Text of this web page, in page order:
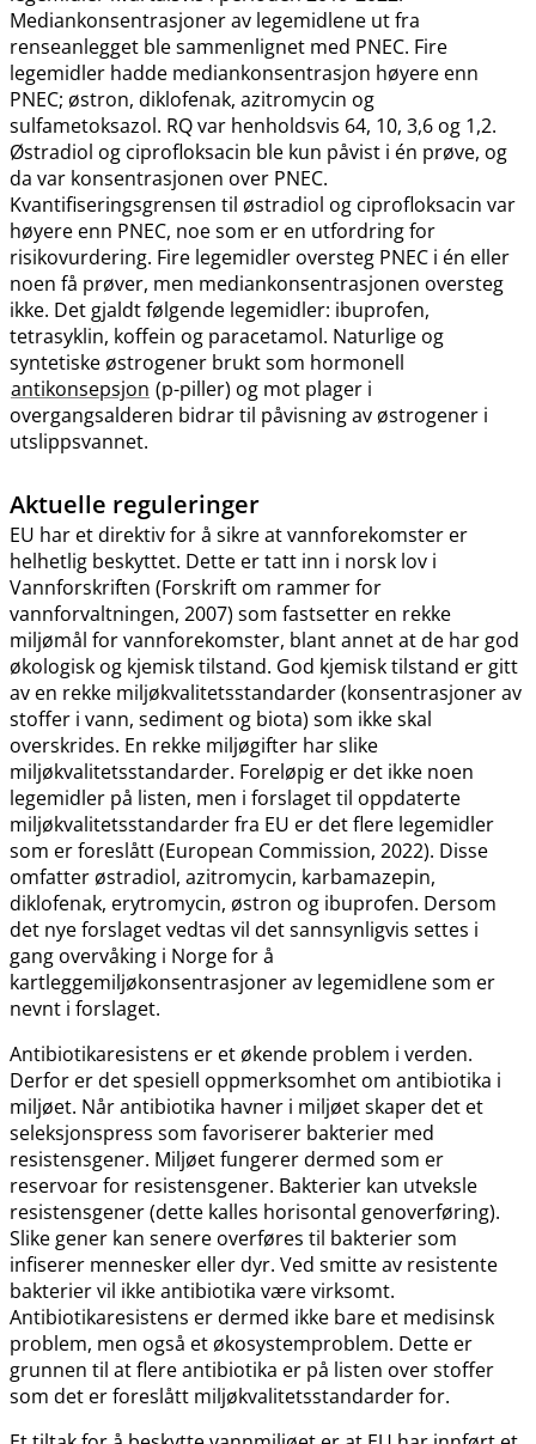
Mediankonsentrasjoner av legemidlene ut fra
renseanlegget ble sammenlignet med PNEC. Fire
legemidler hadde mediankonsentrasjon høyere enn
PNEC; østron, diklofenak, azitromycin og
sulfametoksazol. RQ var henholdsvis 64, 10, 3,6 og 1,2.
Østradiol og ciprofloksacin ble kun påvist i én prøve, og
da var konsentrasjonen over PNEC.
Kvantifiseringsgrensen til østradiol og ciprofloksacin var
høyere enn PNEC, noe som er en utfordring for
risikovurdering. Fire legemidler oversteg PNEC i én eller
noen få prøver, men mediankonsentrasjonen oversteg
ikke. Det gjaldt følgende legemidler: ibuprofen,
tetrasyklin, koffein og paracetamol. Naturlige og
syntetiske østrogener brukt som hormonell
antikonsepsjon (p-piller) og mot plager i
overgangsalderen bidrar til påvisning av østrogener i
utslippsvannet.
Aktuelle reguleringer
EU har et direktiv for å sikre at vannforekomster er
helhetlig beskyttet. Dette er tatt inn i norsk lov i
Vannforskriften (Forskrift om rammer for
vannforvaltningen, 2007) som fastsetter en rekke
miljømål for vannforekomster, blant annet at de har god
økologisk og kjemisk tilstand. God kjemisk tilstand er gitt
av en rekke miljøkvalitetsstandarder (konsentrasjoner av
stoffer i vann, sediment og biota) som ikke skal
overskrides. En rekke miljøgifter har slike
miljøkvalitetsstandarder. Foreløpig er det ikke noen
legemidler på listen, men i forslaget til oppdaterte
miljøkvalitetsstandarder fra EU er det flere legemidler
som er foreslått (European Commission, 2022). Disse
omfatter østradiol, azitromycin, karbamazepin,
diklofenak, erytromycin, østron og ibuprofen. Dersom
det nye forslaget vedtas vil det sannsynligvis settes i
gang overvåking i Norge for å
kartleggemiljøkonsentrasjoner av legemidlene som er
nevnt i forslaget.
Antibiotikaresistens er et økende problem i verden.
Derfor er det spesiell oppmerksomhet om antibiotika i
miljøet. Når antibiotika havner i miljøet skaper det et
seleksjonspress som favoriserer bakterier med
resistensgener. Miljøet fungerer dermed som er
reservoar for resistensgener. Bakterier kan utveksle
resistensgener (dette kalles horisontal genoverføring).
Slike gener kan senere overføres til bakterier som
infiserer mennesker eller dyr. Ved smitte av resistente
bakterier vil ikke antibiotika være virksomt.
Antibiotikaresistens er dermed ikke bare et medisinsk
problem, men også et økosystemproblem. Dette er
grunnen til at flere antibiotika er på listen over stoffer
som det er foreslått miljøkvalitetsstandarder for.